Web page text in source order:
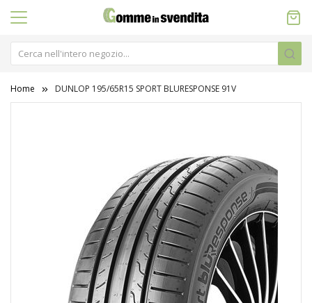
Home DUNLOP 195/65R15 SPORT BLURESPONSE 91V